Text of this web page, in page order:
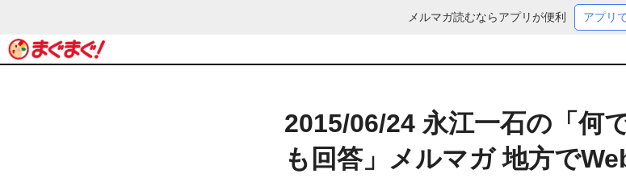
メルマガ読むならアプリが便利 アプリ
2015/06/24 永江一石の「何
も回答」メルマガ 地方で